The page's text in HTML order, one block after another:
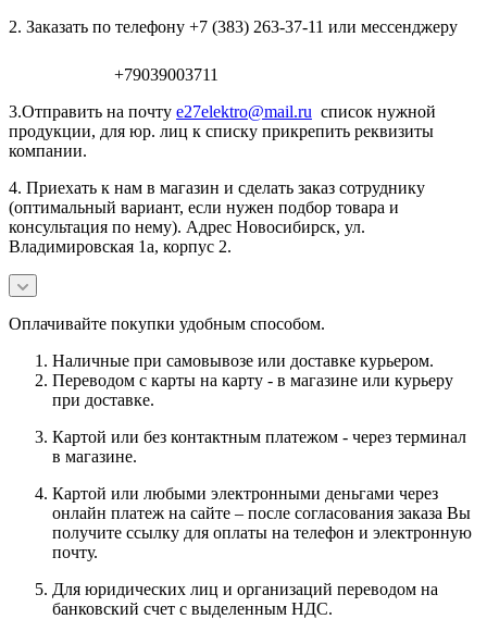
2. Заказать по телефону +7 (383) 263-37-11 или мессенджеру
+79039003711
3.Отправить на почту e27elektro@mail.ru список нужной
продукции, для юр. лиц к списку прикрепить реквизиты
компании.
4. Приехать к нам в магазин и сделать заказ сотруднику
(оптимальный вариант, если нужен подбор товара и
консультация по нему). Адрес Новосибирск, ул.
Владимировская 1а, корпус 2.
Оплачивайте покупки удобным способом.
Наличные при самовывозе или доставке курьером.
Переводом с карты на карту - в магазине или курьеру
при доставке.
Картой или без контактным платежом - через терминал
в магазине.
Картой или любыми электронными деньгами через
онлайн платеж на сайте – после согласования заказа Вы
получите ссылку для оплаты на телефон и электронную
почту.
Для юридических лиц и организаций переводом на
банковский счет с выделенным НДС.